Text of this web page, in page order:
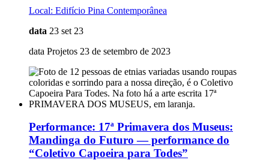
Local: Edifício Pina Contemporânea
data 23 set 23
data Projetos 23 de setembro de 2023
Performance: 17ª Primavera dos Museus:
Mandinga do Futuro — performance do
“Coletivo Capoeira para Todes”